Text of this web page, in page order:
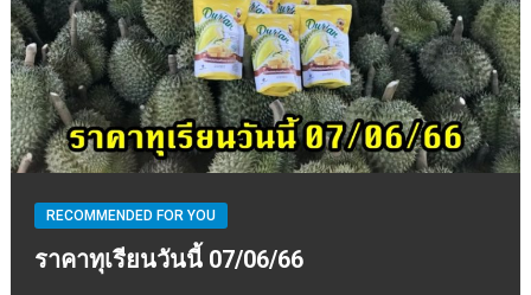
RECOMMENDED FOR YOU
ราคาทุเรียนวันนี้ 07/06/66